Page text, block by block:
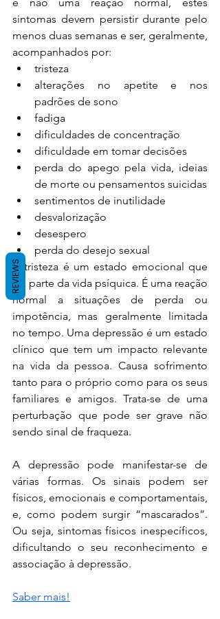
sintomas devem persistir durante pelo
menos duas semanas e ser, geralmente,
acompanhados por:
tristeza
alterações no apetite e nos
padrões de sono
fadiga
dificuldades de concentração
dificuldade em tomar decisões
perda do apego pela vida, ideias
de morte ou pensamentos suicidas
sentimentos de inutilidade
desvalorização
desespero
perda do desejo sexual
A tristeza é um estado emocional que
faz parte da vida psíquica. É uma reação
normal a situações de perda ou
impotência, mas geralmente limitada
no tempo. Uma depressão é um estado
clínico que tem um impacto relevante
na vida da pessoa. Causa sofrimento
tanto para o próprio como para os seus
familiares e amigos. Trata-se de uma
perturbação que pode ser grave não
sendo sinal de fraqueza.
A depressão pode manifestar-se de
várias formas. Os sinais podem ser
físicos, emocionais e comportamentais,
e, como podem surgir “mascarados”.
Ou seja, sintomas físicos inespecíficos,
dificultando o seu reconhecimento e
associação à depressão.
Saber mais!
REVIEWS